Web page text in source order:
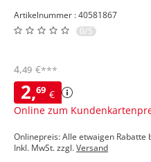
Artikelnummer : 40581867
0/5
2,69 €
Online zum
4,49 €***
Onlinepreis: Alle etwaigen Rabatte
Inkl. MwSt. zzgl.Versand